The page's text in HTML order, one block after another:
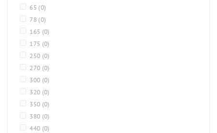
65 (0)
78 (0)
165 (0)
175 (0)
250 (0)
270 (0)
300 (0)
320 (0)
350 (0)
380 (0)
440 (0)